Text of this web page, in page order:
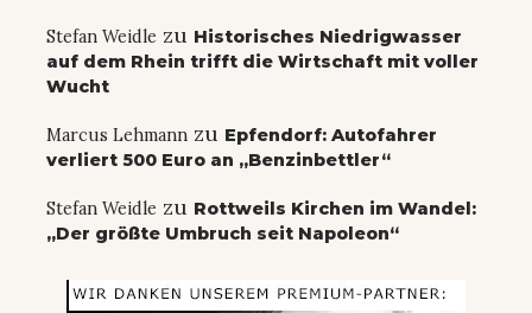
Stefan Weidle zu Historisches Niedrigwasser
auf dem Rhein trifft die Wirtschaft mit voller
Wucht
Marcus Lehmann zu Epfendorf: Autofahrer
verliert 500 Euro an „Benzinbettler“
Stefan Weidle zu Rottweils Kirchen im Wandel:
„Der größte Umbruch seit Napoleon“